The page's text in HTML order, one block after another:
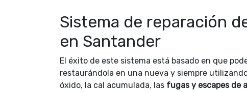
Sistema de reparación
en Santander
El éxito de este sistema está basado en que
restaurándola en una nueva y siempre
óxido, la cal acumulada, las fugas y escapes de